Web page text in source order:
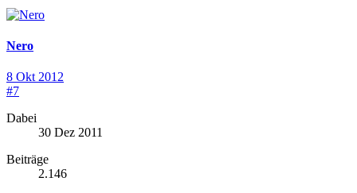
Nero
8 Okt 2012
#7
Dabei
30 Dez 2011
Beiträge
2.146